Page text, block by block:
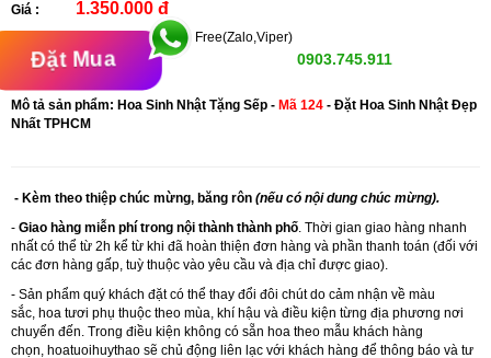
Giá : 1.350.000 đ
Đặt Mua
Free(Zalo,Viper)
0903.745.911
Mô tả sản phẩm: Hoa Sinh Nhật Tặng Sếp - Mã 124 - Đặt Hoa Sinh Nhật Đẹp
Nhất TPHCM
- Kèm theo thiệp chúc mừng, băng rôn (nếu có nội dung chúc mừng).
- Giao hàng miễn phí trong nội thành thành phố. Thời gian giao hàng nhanh
nhất có thể từ 2h kể từ khi đã hoàn thiện đơn hàng và phần thanh toán (đối với
các đơn hàng gấp, tuỳ thuộc vào yêu cầu và địa chỉ được giao).
- Sản phẩm quý khách đặt có thể thay đổi đôi chút do cảm nhận về màu
sắc, hoa tươi phụ thuộc theo mùa, khí hậu và điều kiện từng địa phương nơi
chuyển đến. Trong điều kiện không có sẵn hoa theo mẫu khách hàng
chọn, hoatuoihuythao sẽ chủ động liên lạc với khách hàng để thông báo và tư